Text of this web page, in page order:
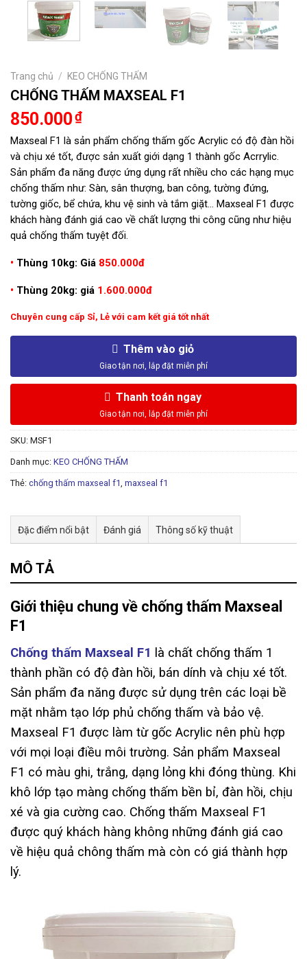
Trang chủ / KEO CHỐNG THẤM
CHỐNG THẤM MAXSEAL F1
850.000₫
Maxseal F1 là sản phẩm chống thấm gốc Acrylic có độ đàn hồi
và chịu xé tốt, được sản xuất giới dạng 1 thành gốc Acrrylic.
Sản phẩm đa năng được ứng dụng rất nhiều cho các hạng mục
chống thấm như: Sàn, sân thượng, ban công, tường đứng,
tường giốc, bể chứa, khu vệ sinh và tắm giặt… Maxseal F1 được
khách hàng đánh giá cao về chất lượng thi công cũng như hiệu
quả chống thấm tuyệt đối.
• Thùng 10kg: Giá 850.000đ
• Thùng 20kg: giá 1.600.000đ
Chuyên cung cấp Sỉ, Lẻ với cam kết giá tốt nhất
Thêm vào giỏ
Thanh toán ngay
SKU: MSF1
Danh mục: KEO CHỐNG THẤM
Thẻ: chống thấm maxseal f1 maxseal f1
Đặc điểm nổi bật Đánh giá Thông số kỹ thuật
MÔ TẢ
Giới thiệu chung về chống thấm Maxseal
F1
Chống thấm Maxseal F1
là chất chống thấm 1
thành phần có độ đàn hồi, bán dính và chịu xé tốt.
Sản phẩm đa năng được sử dụng trên các loại bề
mặt nhằm tạo lớp phủ chống thấm và bảo vệ.
Maxseal F1 được làm từ gốc Acrylic nên phù hợp
với mọi loại điều môi trường. Sản phẩm Maxseal
F1 có màu ghi, trắng, dạng lỏng khi đóng thùng. Khi
khô lớp tạo màng chống thấm bền bỉ, đàn hồi, chịu
xé và gia cường cao. Chống thấm Maxseal F1
được quý khách hàng không những đánh giá cao
về hiệu quả chông thấm mà còn có giá thành hợp
lý.